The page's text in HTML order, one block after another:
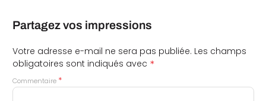
Partagez vos impressions
Votre adresse e-mail ne sera pas publiée. Les champs
obligatoires sont indiqués avec *
Commentaire *